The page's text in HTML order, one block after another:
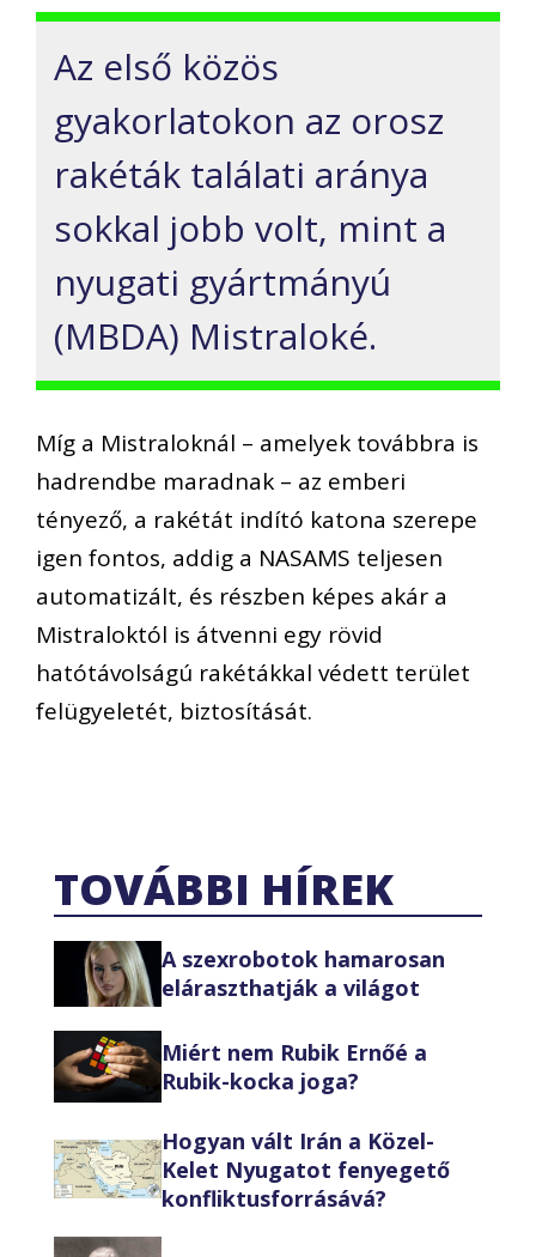
Az első közös
gyakorlatokon az orosz
rakéták találati aránya
sokkal jobb volt, mint a
nyugati gyártmányú
(MBDA) Mistraloké.
Míg a Mistraloknál – amelyek továbbra is
hadrendbe maradnak – az emberi
tényező, a rakétát indító katona szerepe
igen fontos, addig a NASAMS teljesen
automatizált, és részben képes akár a
Mistraloktól is átvenni egy rövid
hatótávolságú rakétákkal védett terület
felügyeletét, biztosítását.
TOVÁBBI HÍREK
A szexrobotok hamarosan
eláraszthatják a világot
Miért nem Rubik Ernőé a
Rubik-kocka joga?
Hogyan vált Irán a Közel-
Kelet Nyugatot fenyegető
konfliktusforrásává?